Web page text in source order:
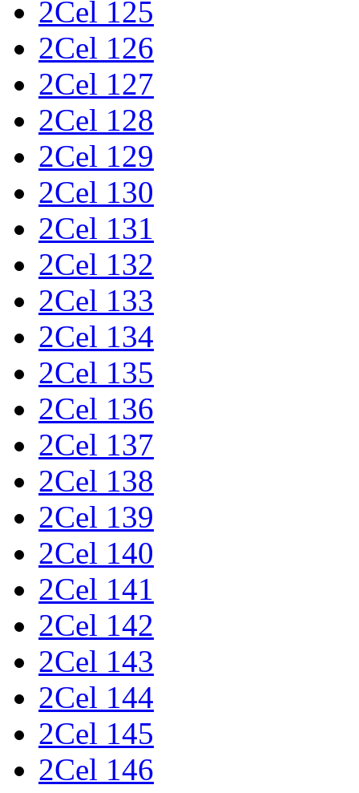
2Cel 125
2Cel 126
2Cel 127
2Cel 128
2Cel 129
2Cel 130
2Cel 131
2Cel 132
2Cel 133
2Cel 134
2Cel 135
2Cel 136
2Cel 137
2Cel 138
2Cel 139
2Cel 140
2Cel 141
2Cel 142
2Cel 143
2Cel 144
2Cel 145
2Cel 146